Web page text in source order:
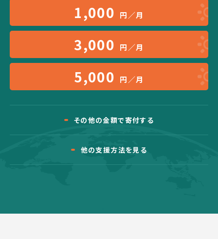
1,000 円／月
3,000 円／月
5,000 円／月
その他の金額で寄付する
他の支援方法を見る